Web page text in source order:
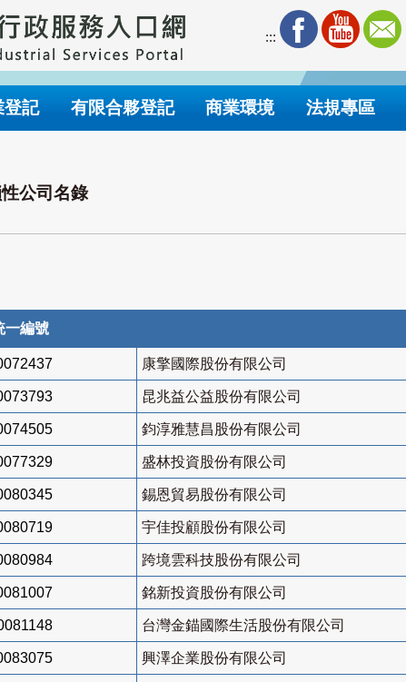
:::
登記 有限合夥登記 商業環境 法規專區
性公司名錄
一編號
康擎國際股份有限公司
昆兆益公益股份有限公司
鈞淳雅慧昌股份有限公司
盛林投資股份有限公司
錫恩貿易股份有限公司
宇佳投顧股份有限公司
跨境雲科技股份有限公司
銘新投資股份有限公司
台灣金錨國際生活股份有限公司
興澤企業股份有限公司